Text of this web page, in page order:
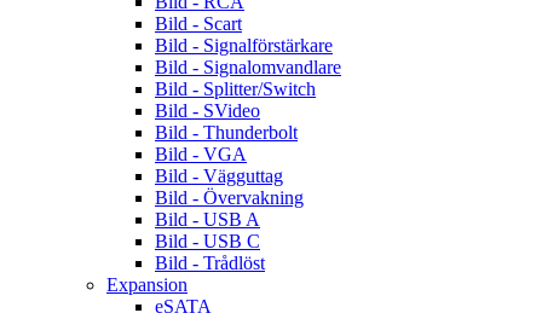
Bild - Scart
Bild - Signalförstärkare
Bild - Signalomvandlare
Bild - Splitter/Switch
Bild - SVideo
Bild - Thunderbolt
Bild - VGA
Bild - Vägguttag
Bild - Övervakning
Bild - USB A
Bild - USB C
Bild - Trådlöst
Expansion
eSATA